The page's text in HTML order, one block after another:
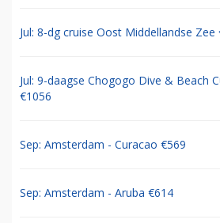
Jul: 8-dg cruise Oost Middellandse Zee
Jul: 9-daagse Chogogo Dive & Beach
€1056
Sep: Amsterdam - Curacao €569
Sep: Amsterdam - Aruba €614